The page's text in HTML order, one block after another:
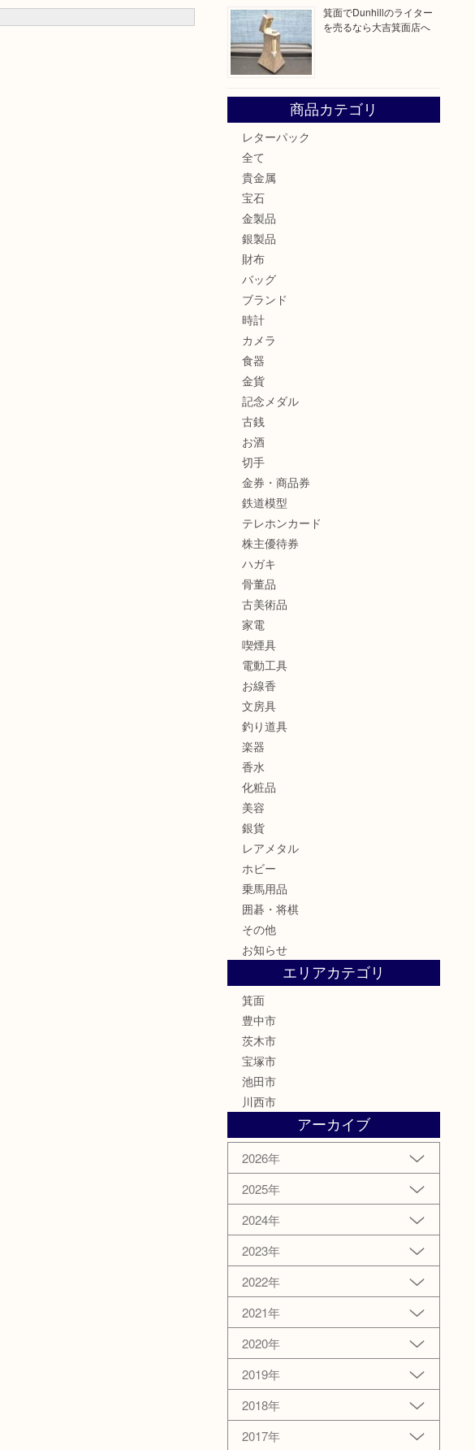
箕面でDunhillのライター
を売るなら大吉箕面店へ
商品カテゴリ
レターパック
全て
貴金属
宝石
金製品
銀製品
財布
バッグ
ブランド
時計
カメラ
食器
金貨
記念メダル
古銭
お酒
切手
金券・商品券
鉄道模型
テレホンカード
株主優待券
ハガキ
骨董品
古美術品
家電
喫煙具
電動工具
お線香
文房具
釣り道具
楽器
香水
化粧品
美容
銀貨
レアメタル
ホビー
乗馬用品
囲碁・将棋
その他
お知らせ
エリアカテゴリ
箕面
豊中市
茨木市
宝塚市
池田市
川西市
アーカイブ
2026年
2025年
2024年
2023年
2022年
2021年
2020年
2019年
2018年
2017年